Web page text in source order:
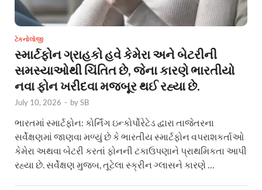
ટેકનોલોજી
સ્માર્ટફોન ગ્રાહકો હવે કેમેરા અને બેટરીની
સમસ્યાઓથી ચિંતિત છે, જેના કારણે ભારતીયો
નવા ફોન ખરીદવા મજબૂર થઈ રહ્યા છે.
July 10, 2026 - bySB
ભારતમાં સ્માર્ટફોન: કોર્નિંગ ઇન્કોર્પોરેટેડ દ્વારા તાજેતરના
સર્વેક્ષણમાં જાણવા મળ્યું છે કે ભારતીય સ્માર્ટફોન વપરાશકર્તાઓ
કેમેરા અથવા બેટરી કરતાં ફોનની ટકાઉપણાને પ્રાથમિકતા આપી
રહ્યા છે. સર્વેક્ષણ મુજબ, તૂટેલા સ્ક્રીન ગ્લાસને કારણે …